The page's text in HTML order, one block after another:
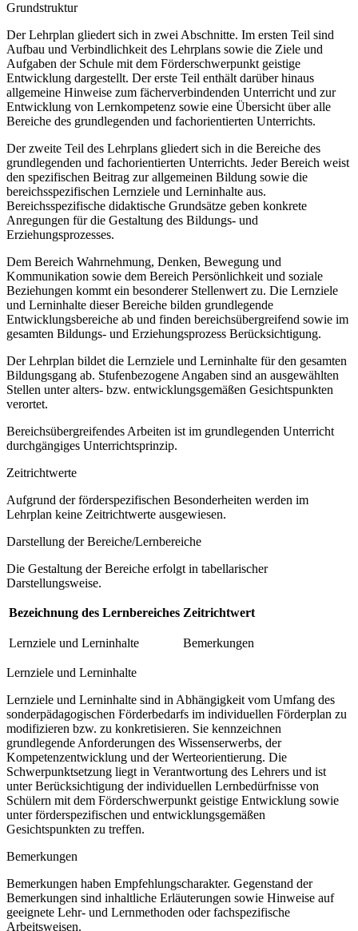
Grundstruktur
Der Lehrplan gliedert sich in zwei Abschnitte. Im ersten Teil sind
Aufbau und Verbindlichkeit des Lehrplans sowie die Ziele und
Aufgaben der Schule mit dem Förderschwerpunkt geistige
Entwicklung dargestellt. Der erste Teil enthält darüber hinaus
allgemeine Hinweise zum fächerverbindenden Unterricht und zur
Entwicklung von Lernkompetenz sowie eine Übersicht über alle
Bereiche des grundlegenden und fachorientierten Unterrichts.
Der zweite Teil des Lehrplans gliedert sich in die Bereiche des
grundlegenden und fachorientierten Unterrichts. Jeder Bereich weist
den spezifischen Beitrag zur allgemeinen Bildung sowie die
bereichsspezifischen Lernziele und Lerninhalte aus.
Bereichsspezifische didaktische Grundsätze geben konkrete
Anregungen für die Gestaltung des Bildungs- und
Erziehungsprozesses.
Dem Bereich Wahrnehmung, Denken, Bewegung und
Kommunikation sowie dem Bereich Persönlichkeit und soziale
Beziehungen kommt ein besonderer Stellenwert zu. Die Lernziele
und Lerninhalte dieser Bereiche bilden grundlegende
Entwicklungsbereiche ab und finden bereichsübergreifend sowie im
gesamten Bildungs- und Erziehungsprozess Berücksichtigung.
Der Lehrplan bildet die Lernziele und Lerninhalte für den gesamten
Bildungsgang ab. Stufenbezogene Angaben sind an ausgewählten
Stellen unter alters- bzw. entwicklungsgemäßen Gesichtspunkten
verortet.
Bereichsübergreifendes Arbeiten ist im grundlegenden Unterricht
durchgängiges Unterrichtsprinzip.
Zeitrichtwerte
Aufgrund der förderspezifischen Besonderheiten werden im
Lehrplan keine Zeitrichtwerte ausgewiesen.
Darstellung der Bereiche/Lernbereiche
Die Gestaltung der Bereiche erfolgt in tabellarischer
Darstellungsweise.
Bezeichnung des Lernbereiches Zeitrichtwert
Lernziele und Lerninhalte Bemerkungen
Lernziele und Lerninhalte
Lernziele und Lerninhalte sind in Abhängigkeit vom Umfang des
sonderpädagogischen Förderbedarfs im individuellen Förderplan zu
modifizieren bzw. zu konkretisieren. Sie kennzeichnen
grundlegende Anforderungen des Wissenserwerbs, der
Kompetenzentwicklung und der Werteorientierung. Die
Schwerpunktsetzung liegt in Verantwortung des Lehrers und ist
unter Berücksichtigung der individuellen Lernbedürfnisse von
Schülern mit dem Förderschwerpunkt geistige Entwicklung sowie
unter förderspezifischen und entwicklungsgemäßen
Gesichtspunkten zu treffen.
Bemerkungen
Bemerkungen haben Empfehlungscharakter. Gegenstand der
Bemerkungen sind inhaltliche Erläuterungen sowie Hinweise auf
geeignete Lehr- und Lernmethoden oder fachspezifische
Arbeitsweisen.